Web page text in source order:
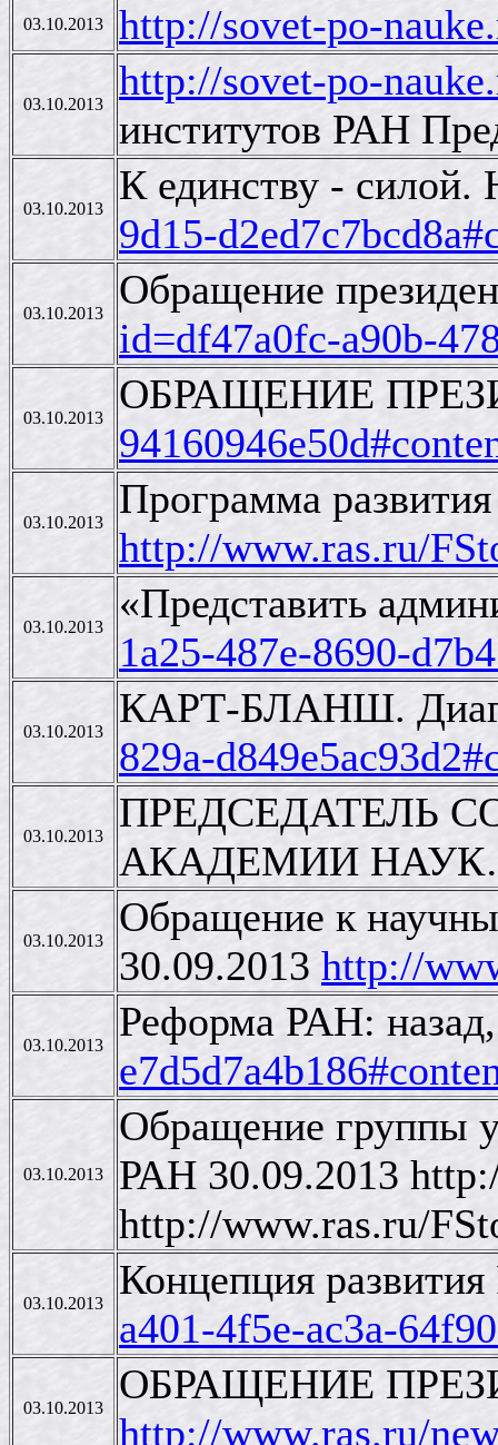
03.10.2013 http://sovet-po-
03.10.2013
http://sovet-po-
институтов РАН
03.10.2013
К единству -
9d15-
03.10.2013
Обращение
id=df47a0fc-a90b-
03.10.2013
ОБРАЩЕНИЕ
03.10.2013
Программа
http://www.ras.ru/
03.10.2013
«Представить
1a25-487e-8690-
03.10.2013
КАРТ-БЛАНШ.
829a-
03.10.2013
ПРЕДСЕДАТЕЛЬ
АКАДЕМИИ
03.10.2013
Обращение к
30.09.2013 http://
03.10.2013
Реформа РАН:
03.10.2013
Обращение группы
РАН 30.09.2013
http://www.ras.ru/
03.10.2013
Концепция
a401-4f5e-ac3a-
03.10.2013
ОБРАЩЕНИЕ
http://www.ras.ru/